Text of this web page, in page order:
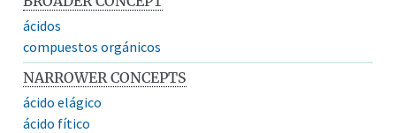
ácidos
compuestos orgánicos
NARROWER CONCEPTS
ácido elágico
ácido fítico